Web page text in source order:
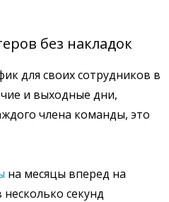
без накладок
для своих сотрудников в
и выходные дни,
члена команды, это
на месяцы вперед на
секунд